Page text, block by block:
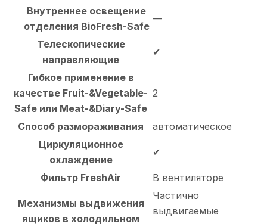
Внутреннее освещение
отделения BioFresh-Safe
—
Телескопические
направляющие
✔
Гибкое применение в
качестве Fruit-&Vegetable-
Safe или Meat-&Diary-Safe
2
Способ размораживания
автоматическое
Циркуляционное
охлаждение
✔
Фильтр FreshAir В вентиляторе
Механизмы выдвижения
ящиков в холодильном
Частично
выдвигаемые